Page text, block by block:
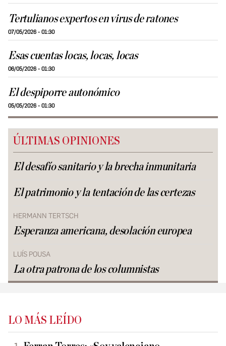
Tertulianos expertos en virus de ratones
07/05/2026 - 01:30
Esas cuentas locas, locas, locas
06/05/2026 - 01:30
El despiporre autonómico
05/05/2026 - 01:30
ÚLTIMAS OPINIONES
El desafío sanitario y la brecha inmunitaria
El patrimonio y la tentación de las certezas
HERMANN TERTSCH
Esperanza americana, desolación europea
LUÍS POUSA
La otra patrona de los columnistas
LO MÁS LEÍDO